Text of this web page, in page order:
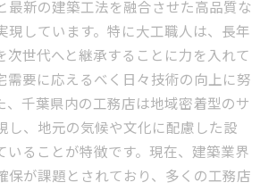
最新の建築工法を融合させた高品質な
現しています。特に大工職人は、長年
次世代へと継承することに力を入れて
需要に応えるべく日々技術の向上に努
、千葉県内の工務店は地域密着型のサ
し、地元の気候や文化に配慮した設
いることが特徴です。現在、建築業界
保が課題とされており、多くの工務店